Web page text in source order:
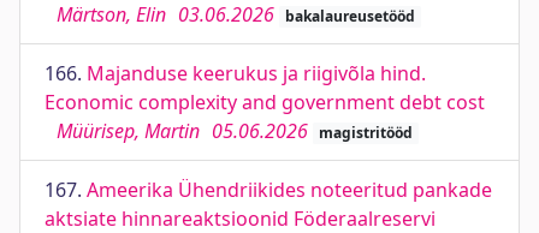
Märtson, Elin 03.06.2026 bakalaureusetööd
166. Majanduse keerukus ja riigivõla hind.
Economic complexity and government debt cost
Müürisep, Martin 05.06.2026 magistritööd
167. Ameerika Ühendriikides noteeritud pankade
aktsiate hinnareaktsioonid Föderaalreservi